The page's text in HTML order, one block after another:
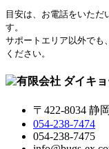
目安は、お電話をいただ
す。
サポートエリア以外でも
ください。
〒422-8034 静
054-238-7474
054-238-7475